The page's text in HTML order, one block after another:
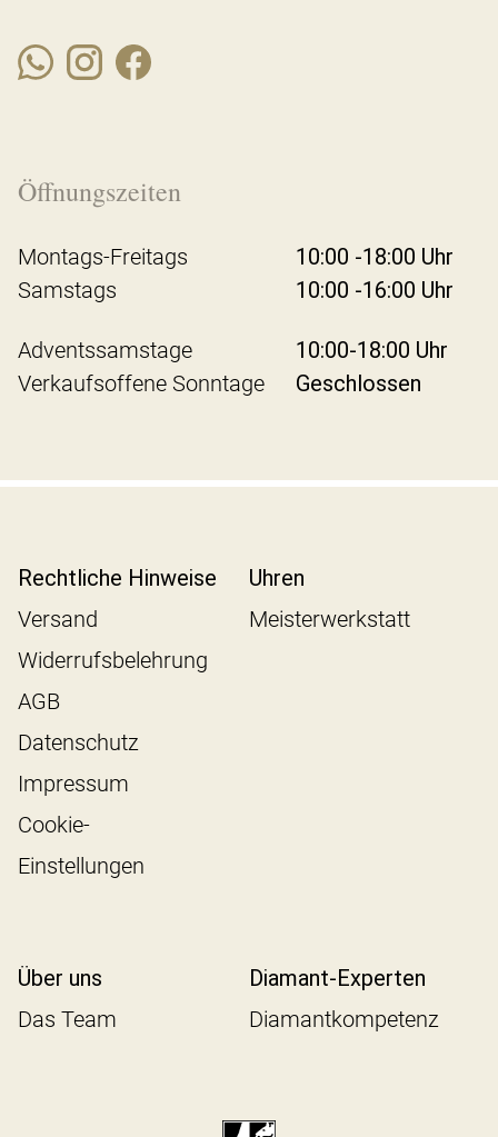
Öffnungszeiten
Montags-Freitags
10:00 -18:00 Uhr
Samstags
10:00 -16:00 Uhr
Adventssamstage
10:00-18:00 Uhr
Verkaufsoffene Sonntage
Geschlossen
Rechtliche Hinweise
Versand
Widerrufsbelehrung
AGB
Datenschutz
Impressum
Cookie-
Einstellungen
Uhren
Meisterwerkstatt
Über uns
Das Team
Diamant-Experten
Diamantkompetenz